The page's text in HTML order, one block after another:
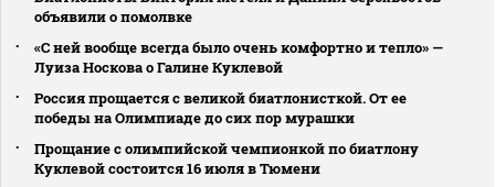
объявили о помолвке
«С ней вообще всегда было очень комфортно и тепло» —
Луиза Носкова о Галине Куклевой
Россия прощается с великой биатлонисткой. От ее
победы на Олимпиаде до сих пор мурашки
Прощание с олимпийской чемпионкой по биатлону
Куклевой состоится 16 июля в Тюмени